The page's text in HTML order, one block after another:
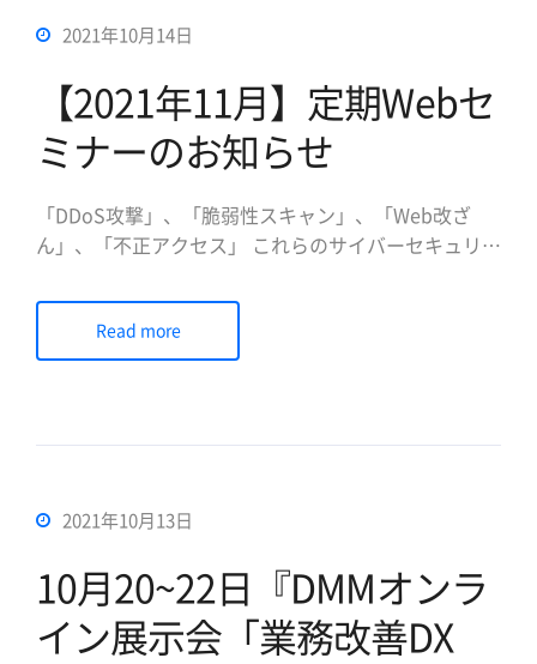
2021年10月14日
【2021年11月】定期Webセ
ミナーのお知らせ
「DDoS攻撃」、「脆弱性スキャン」、「Web改ざ
ん」、「不正アクセス」 これらのサイバーセキュリテ
種を問わず、攻撃者は常にWebサイトへの攻撃を試み
ています。 本セミナーでは「なぜ、WAFを導入する
のか。WAFの定義と防御領域」をテーマとして、Web
Read more
2021年10月13日
10月20~22日『DMMオンラ
イン展示会「業務改善DX